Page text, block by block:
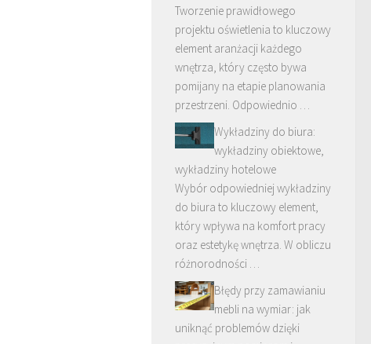
Tworzenie prawidłowego
projektu oświetlenia to kluczowy
element aranżacji każdego
wnętrza, który często bywa
pomijany na etapie planowania
przestrzeni. Odpowiednio …
Wykładziny do biura:
wykładziny obiektowe,
wykładziny hotelowe
Wybór odpowiedniej wykładziny
do biura to kluczowy element,
który wpływa na komfort pracy
oraz estetykę wnętrza. W obliczu
różnorodności …
Błędy przy zamawianiu
mebli na wymiar: jak
uniknąć problemów dzięki